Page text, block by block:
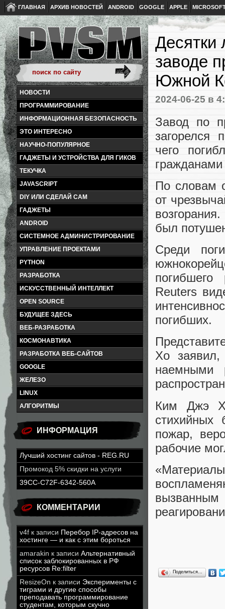
ГЛАВНАЯ АРХИВ НОВОСТЕЙ ANDROID GOOGLE APPLE
НОВОСТИ
ПРОГРАММИРОВАНИЕ
ИНФОРМАЦИОННАЯ БЕЗОПАСНОСТЬ
ЭТО ИНТЕРЕСНО
НАУЧНО-ПОПУЛЯРНОЕ
ГАДЖЕТЫ И УСТРОЙСТВА ДЛЯ ГИКОВ
ТЕКУЧКА
JAVASCRIPT
DIY ИЛИ СДЕЛАЙ САМ
ГАДЖЕТЫ
ANDROID
СИСТЕМНОЕ АДМИНИСТРИРОВАНИЕ
УПРАВЛЕНИЕ ПРОЕКТАМИ
PYTHON
РАЗРАБОТКА
ИСКУССТВЕННЫЙ ИНТЕЛЛЕКТ
OPEN SOURCE
БУДУЩЕЕ ЗДЕСЬ
ВЕБ-РАЗРАБОТКА
КОСМОНАВТИКА
РАЗРАБОТКА ВЕБ-САЙТОВ
GOOGLE
ЖЕЛЕЗО
LINUX
АЛГОРИТМЫ
ИНФОРМАЦИЯ
Лучший хостинг сайтов - REG.RU
Промокод 5% скидки на услуги
39CC-C72F-6342-560A
КОММЕНТАРИИ
v4f к записи Перебор IP-адресов на
хостинге — и как с этим бороться
amarakin к записи Альтернативный
список заблокированных в РФ
ресурсов Re:filter
ResizeOn к записи Эксперименты с
тиграми и другие способы
преподавать программирование
студентам, которым скучно
Десятки
заводе
Южной
2024-06-25 в
Завод по
загорелся
чего
По словам
от
был
Среди
Reuters
погибших.
Хо
наемными
Ким Джэ
стихийных
пожар,
рабочие
Поделиться…